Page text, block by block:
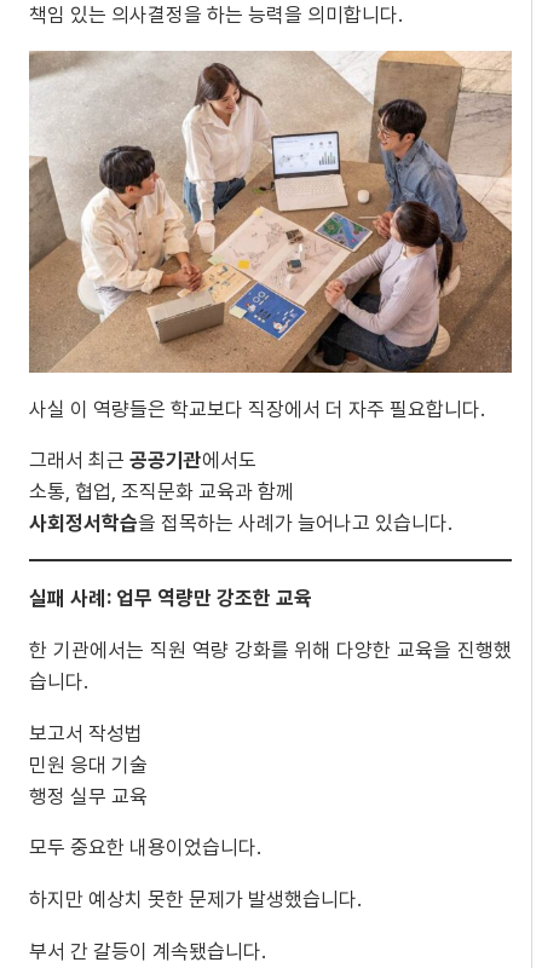
책임 있는 의사결정을 하는 능력을 의미합니다.
사실 이 역량들은 학교보다 직장에서 더 자주 필요합니다.
그래서 최근 공공기관에서도
소통, 협업, 조직문화 교육과 함께
사회정서학습을 접목하는 사례가 늘어나고 있습니다.
실패 사례: 업무 역량만 강조한 교육
한 기관에서는 직원 역량 강화를 위해 다양한 교육을 진행했
습니다.
보고서 작성법
민원 응대 기술
행정 실무 교육
모두 중요한 내용이었습니다.
하지만 예상치 못한 문제가 발생했습니다.
부서 간 갈등이 계속됐습니다.